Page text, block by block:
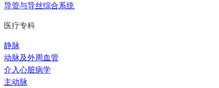
导管与导丝综合系统
医疗专科
静脉
动脉及外周血管
介入心脏病学
主动脉